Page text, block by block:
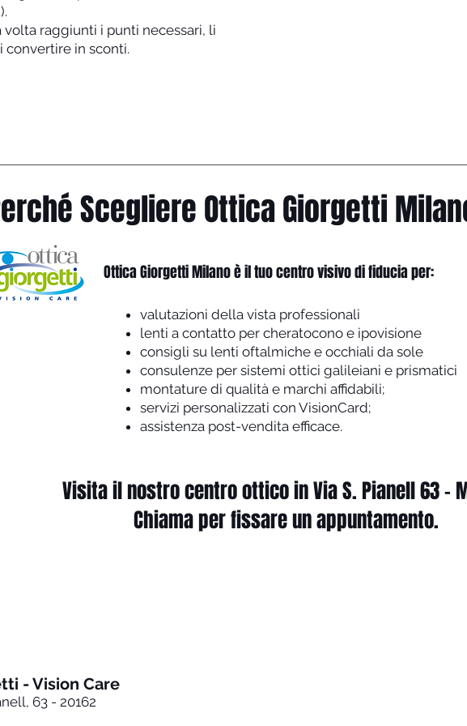
volta raggiunti i punti necessari, li
convertire in sconti.
Scegliere Ottica Giorgetti
Ottica Giorgetti Milano è il tuo centro visivo di fiducia per:
valutazioni della vista professionali
lenti a contatto per cheratocono e ipovisione
consigli su lenti oftalmiche e occhiali da sole
consulenze per sistemi ottici galileiani e prismatici
montature di qualità e marchi affidabili;
servizi personalizzati con VisionCard;
assistenza post-vendita efficace.
Visita il nostro centro ottico in Via S. Pianell 63 –
Chiama per fissare un appuntamento.
- Vision Care
63 - 20162